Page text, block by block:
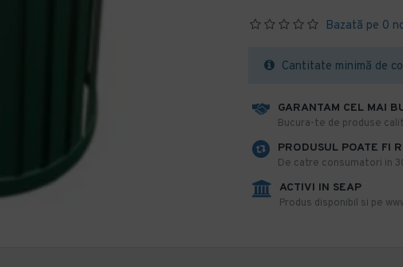
Bazată pe 0
Cantitate minimă de
GARANTAM CEL MAI
​Bucura-te de produse
PRODUSUL POATE FI
De catre consumatori in
ACTIVI IN SEAP
Produs disponibil si pe